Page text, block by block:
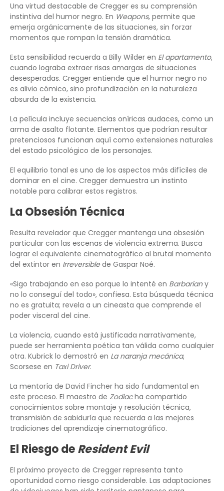
Una virtud destacable de Cregger es su comprensión
instintiva del humor negro. En Weapons, permite que
emerja orgánicamente de las situaciones, sin forzar
momentos que rompan la tensión dramática.
Esta sensibilidad recuerda a Billy Wilder en El apartamento,
cuando lograba extraer risas amargas de situaciones
desesperadas. Cregger entiende que el humor negro no
es alivio cómico, sino profundización en la naturaleza
absurda de la existencia.
La película incluye secuencias oníricas audaces, como un
arma de asalto flotante. Elementos que podrían resultar
pretenciosos funcionan aquí como extensiones naturales
del estado psicológico de los personajes.
El equilibrio tonal es uno de los aspectos más difíciles de
dominar en el cine. Cregger demuestra un instinto
notable para calibrar estos registros.
La Obsesión Técnica
Resulta revelador que Cregger mantenga una obsesión
particular con las escenas de violencia extrema. Busca
lograr el equivalente cinematográfico al brutal momento
del extintor en Irreversiblede Gaspar Noé.
«Sigo trabajando en eso porque lo intenté en Barbariany
no lo conseguí del todo», confiesa. Esta búsqueda técnica
no es gratuita; revela a un cineasta que comprende el
poder visceral del cine.
La violencia, cuando está justificada narrativamente,
puede ser herramienta poética tan válida como cualquier
otra. Kubrick lo demostró en La naranja mecánica,
Scorsese en Taxi Driver.
La mentoría de David Fincher ha sido fundamental en
este proceso. El maestro de Zodiacha compartido
conocimientos sobre montaje y resolución técnica,
transmisión de sabiduría que recuerda a las mejores
tradiciones del aprendizaje cinematográfico.
El Riesgo deResident Evil
El próximo proyecto de Cregger representa tanto
oportunidad como riesgo considerable. Las adaptaciones